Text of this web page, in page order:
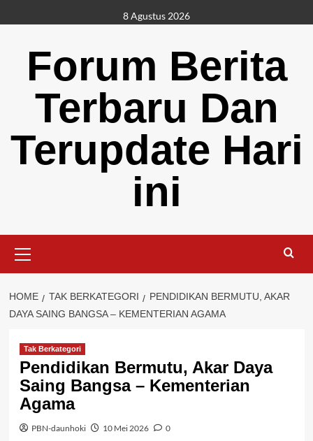
to
8 Agustus 2026
Forum Berita
Terbaru Dan
Terupdate Hari
ini
Menu
HOME TAK BERKATEGORI
PENDIDIKAN BERMUTU, AKAR
DAYA SAING BANGSA – KEMENTERIAN AGAMA
Tak Berkategori
Pendidikan Bermutu, Akar Daya
Saing Bangsa – Kementerian
Agama
PBN-daunhoki 10 Mei 2026 0